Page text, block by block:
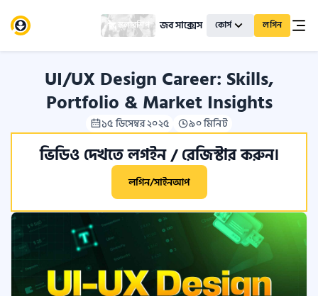
স্কলারশিপ জব সাক্সেস কোর্স লগিন
UI/UX Design Career: Skills,
Portfolio & Market Insights
১৫ ডিসেম্বর ২০২৫ ৯০ মিনিট
ভিডিও দেখতে লগইন / রেজিস্টার করুন।
লগিন/সাইনআপ